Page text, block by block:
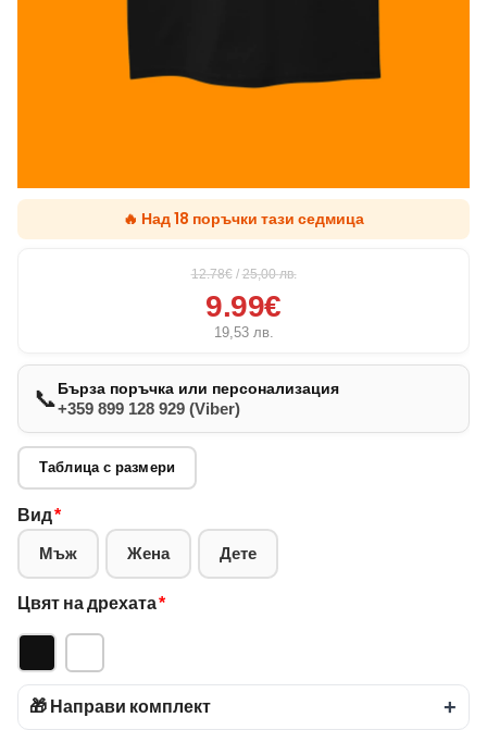
🔥 Над 18 поръчки тази седмица
12.78€ / 25,00лв.
9.99€
19,53 лв.
📞Бърза поръчка или персонализация
+359 899 128 929 (Viber)
Таблица с размери
Вид*
Мъж Жена Дете
Цвят на дрехата*
🎁 Направи комплект +